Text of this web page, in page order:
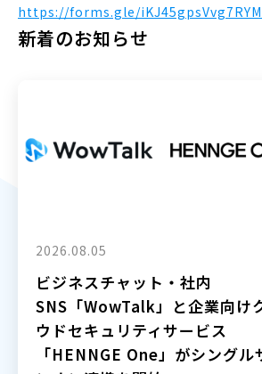
https://forms.gle/
新着のお知らせ
2026.08.05
ビジネスチャット・社内
SNS「WowTalk」と企業向け
ウドセキュリティサービス
「HENNGE One」がシングル